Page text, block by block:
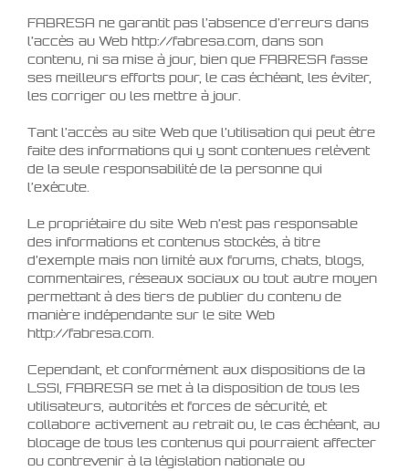
FABRESA ne garantit pas l’absence d’erreurs dans
l’accès au Web http://fabresa.com, dans son
contenu, ni sa mise à jour, bien que FABRESA fasse
ses meilleurs efforts pour, le cas échéant, les éviter,
les corriger ou les mettre à jour.
Tant l’accès au site Web que l’utilisation qui peut être
faite des informations qui y sont contenues relèvent
de la seule responsabilité de la personne qui
l’exécute.
Le propriétaire du site Web n’est pas responsable
des informations et contenus stockés, à titre
d’exemple mais non limité aux forums, chats, blogs,
commentaires, réseaux sociaux ou tout autre moyen
permettant à des tiers de publier du contenu de
manière indépendante sur le site Web
http://fabresa.com.
Cependant, et conformément aux dispositions de la
LSSI, FABRESA se met à la disposition de tous les
utilisateurs, autorités et forces de sécurité, et
collabore activement au retrait ou, le cas échéant, au
blocage de tous les contenus qui pourraient affecter
ou contrevenir à la législation nationale ou